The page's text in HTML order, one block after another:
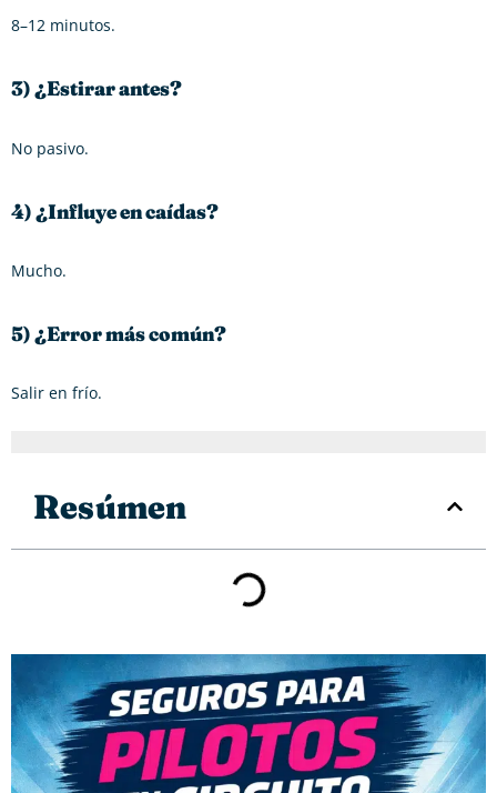
8–12 minutos.
3) ¿Estirar antes?
No pasivo.
4) ¿Influye en caídas?
Mucho.
5) ¿Error más común?
Salir en frío.
Resúmen